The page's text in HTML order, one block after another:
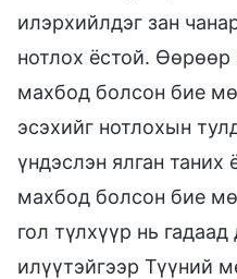
илэрхийлдэг зан
нотлох ёстой.
махбод болсон бие
эсэхийг нотлохын
үндэслэн ялган
махбод болсон бие
гол түлхүүр нь
илүүтэйгээр Түүний